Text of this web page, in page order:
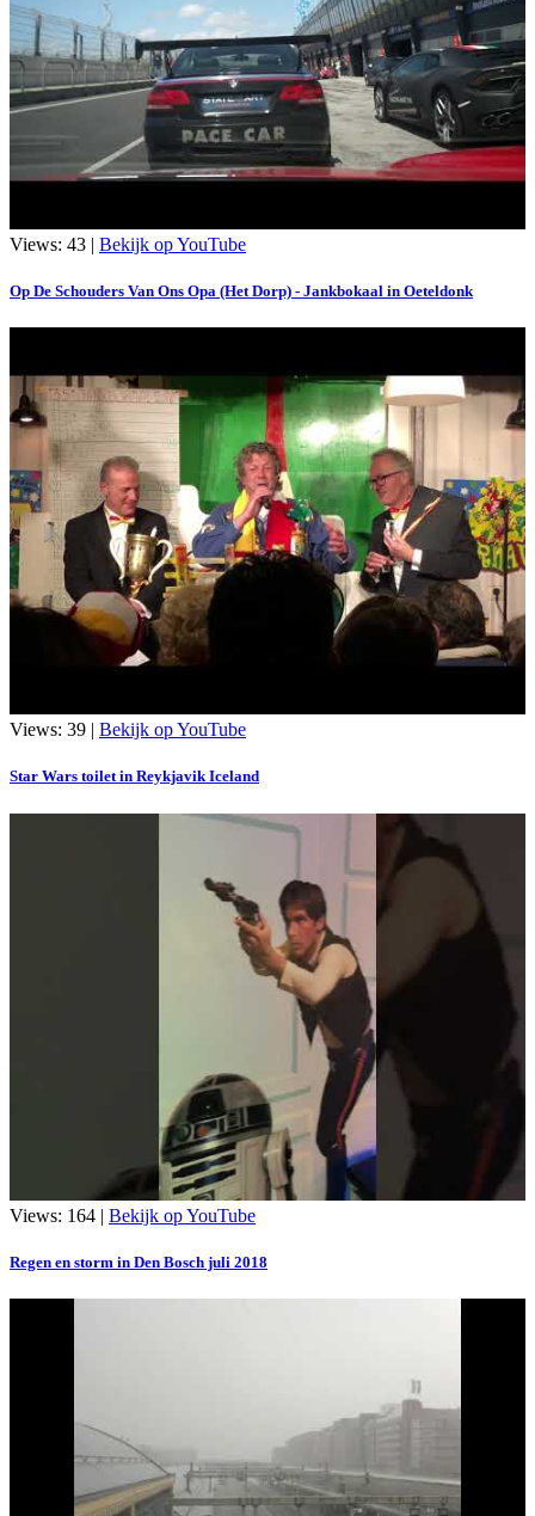
Views: 43 | Bekijk op YouTube
Op De Schouders Van Ons Opa (Het Dorp) - Jankbokaal in Oeteldonk
Views: 39 | Bekijk op YouTube
Star Wars toilet in Reykjavik Iceland
Views: 164 | Bekijk op YouTube
Regen en storm in Den Bosch juli 2018